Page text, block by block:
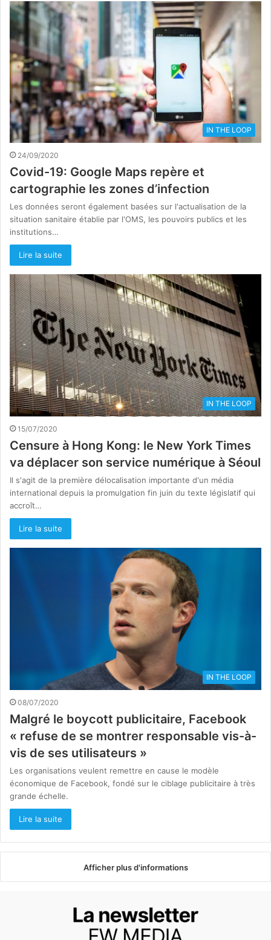
IN THE LOOP
24/09/2020
Covid-19: Google Maps repère et
cartographie les zones d’infection
Les données seront également basées sur l'actualisation de la
situation sanitaire établie par l'OMS, les pouvoirs publics et les
institutions…
Lire la suite
IN THE LOOP
15/07/2020
Censure à Hong Kong: le New York Times
va déplacer son service numérique à Séoul
Il s'agit de la première délocalisation importante d'un média
international depuis la promulgation fin juin du texte législatif qui
accroît…
Lire la suite
IN THE LOOP
08/07/2020
Malgré le boycott publicitaire, Facebook
« refuse de se montrer responsable vis-à-
vis de ses utilisateurs »
Les organisations veulent remettre en cause le modèle
économique de Facebook, fondé sur le ciblage publicitaire à très
grande échelle.
Lire la suite
Afficher plus d'informations